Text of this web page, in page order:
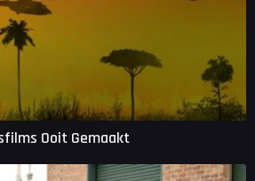
Ooit Gemaakt